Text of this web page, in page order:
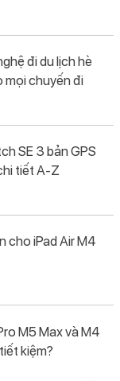
đi du lịch hè
mọi chuyến đi
SE 3 bản GPS
tiết A-Z
cho iPad Air M4
M5 Max và M4
kiệm?